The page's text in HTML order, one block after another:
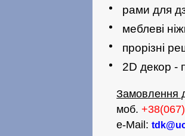
рами для
меблеві
прорізні
2D декор -
Замовлення
моб.
e-Mail: